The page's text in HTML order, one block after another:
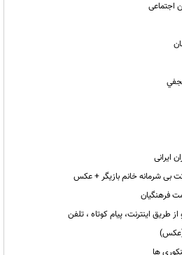
اجتماعی
بی شرمانه خانم بازیگر + عکس
طریق اینترنت، پیام کوتاه ، تلفن
(عکس)